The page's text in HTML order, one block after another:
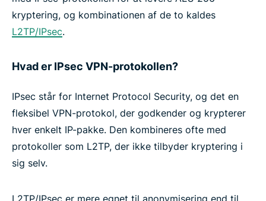
kryptering, og kombinationen af de to kaldes
L2TP/IPsec.
Hvad er IPsec VPN-protokollen?
IPsec står for Internet Protocol Security, og det en
fleksibel VPN-protokol, der godkender og krypterer
hver enkelt IP-pakke. Den kombineres ofte med
protokoller som L2TP, der ikke tilbyder kryptering i
sig selv.